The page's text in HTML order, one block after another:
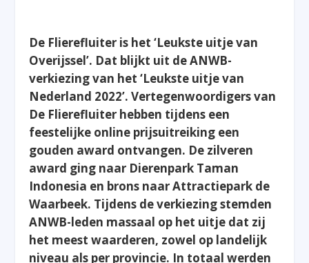
De Flierefluiter is het ‘Leukste uitje van
Overijssel’. Dat blijkt uit de ANWB-
verkiezing van het ‘Leukste uitje van
Nederland 2022’. Vertegenwoordigers van
De Flierefluiter hebben tijdens een
feestelijke online prijsuitreiking een
gouden award ontvangen. De zilveren
award ging naar Dierenpark Taman
Indonesia en brons naar Attractiepark de
Waarbeek. Tijdens de verkiezing stemden
ANWB-leden massaal op het uitje dat zij
het meest waarderen, zowel op landelijk
niveau als per provincie. In totaal werden